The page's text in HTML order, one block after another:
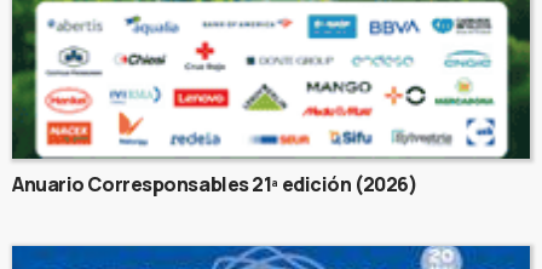
Anuario Corresponsables 21ª edición (2026)